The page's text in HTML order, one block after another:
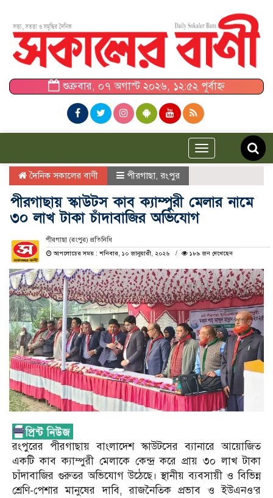
শুক্রবার, ০৭ অগাস্ট ২০২৬, ১২:৫২ পূর্বাহ্ন
Toggle
navigation
দৈনিক সকালের বাণী পীরগাছা, রংপুর
পীরগাছায় স্কাউটস কাব ক্যাম্পুরী মেলার নামে
৩০ লাখ টাকা চাঁদাবাজির অভিযোগ
পীরগাছা (রংপুর) প্রতিনিধি
আপলোডের সময় : শনিবার, ১০ জানুয়ারী, ২০২৬
১৮৯ জন দেখেছেন
রংপুরের পীরগাছায় বাংলাদেশ স্কাউটসের ব্যানারে আয়োজিত
একটি কাব ক্যাম্পুরী মেলাকে কেন্দ্র করে প্রায় ৩০ লাখ টাকা
চাঁদাবাজির গুরুতর অভিযোগ উঠেছে। স্থানীয় ব্যবসায়ী ও বিভিন্ন
শ্রেণি-পেশার মানুষের দাবি, রাজনৈতিক প্রভাব ও ইউএনও’র